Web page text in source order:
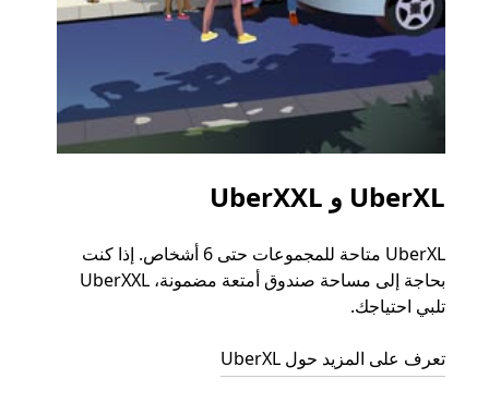
UberXL و UberXXL
UberXL متاحة للمجموعات حتى 6 أشخاص. إذا كنت
بحاجة إلى مساحة صندوق أمتعة مضمونة، UberXXL
تلبي احتياجك.
تعرف على المزيد حول UberXL